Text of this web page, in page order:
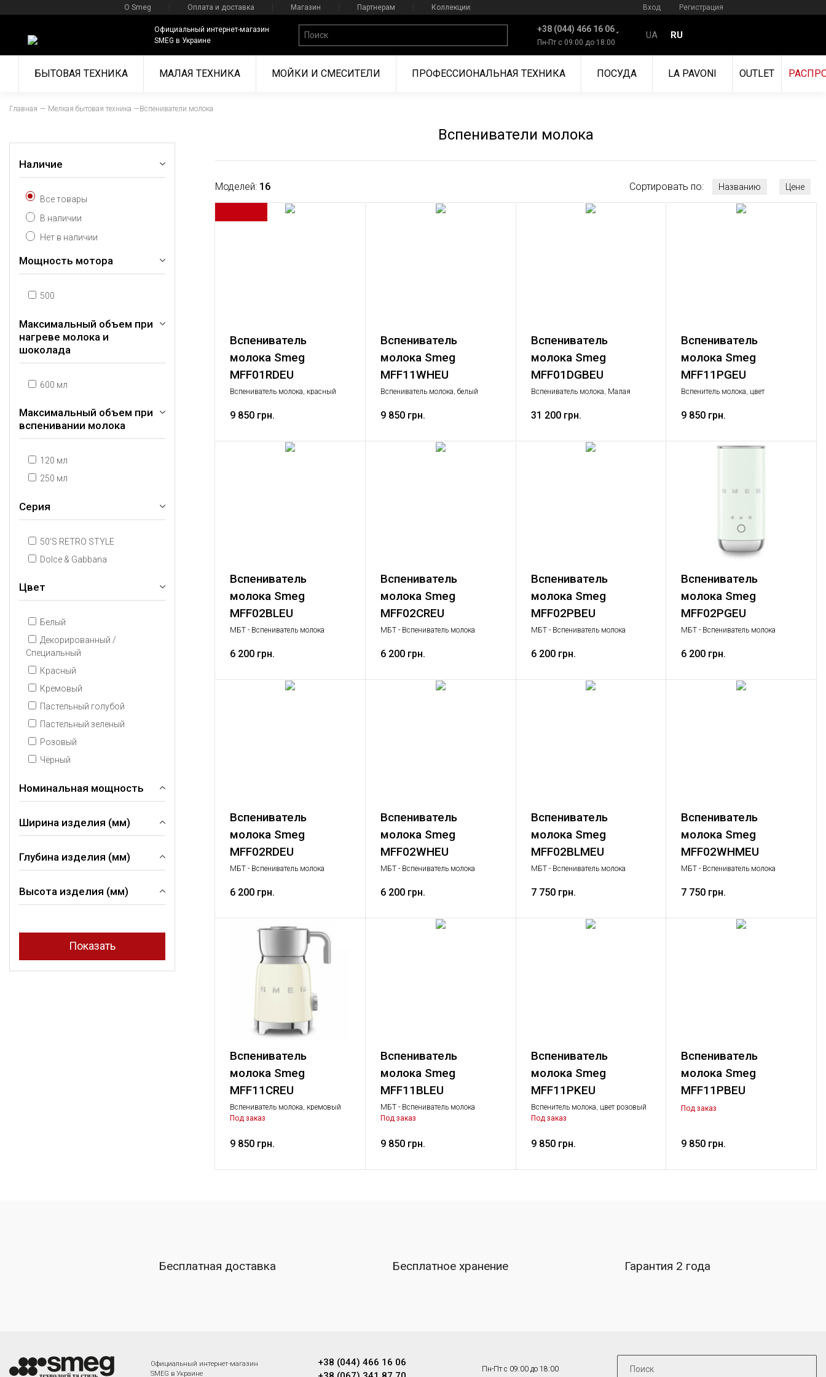
О Smeg Оплата и доставка Магазин Партнерам Коллекции Вход Регистрация
Официальный интернет-магазин
SMEG в Украине
+38 (044) 466 16 06
Пн-Пт с 09:00 до 18:00
UA RU
БЫТОВАЯ ТЕХНИКА МАЛАЯ ТЕХНИКА МОЙКИ И СМЕСИТЕЛИ ПРОФЕССИОНАЛЬНАЯ ТЕХНИКА ПОСУДА LA PAVONI OUTLET
Главная Мелкая бытовая техника Вспениватели молока
Наличие
Все товары
В наличии
Нет в наличии
Мощность мотора
500
Максимальный объем при
нагреве молока и
шоколада
600 мл
Максимальный объем при
вспенивании молока
120 мл
250 мл
Серия
50'S RETRO STYLE
Dolce & Gabbana
Цвет
Белый
Декорированный /
Специальный
Красный
Кремовый
Пастельный голубой
Пастельный зеленый
Розовый
Чёрный
Номинальная мощность
500
Ширина изделия (мм)
93 мм
Глубина изделия (мм)
93 мм
Высота изделия (мм)
Вспениватели молока
Моделей: 16 Сортировать по: Названию Цене
Вспениватель
молока Smeg
MFF01RDEU
Вспениватель молока, красный
9 850 грн.
Вспениватель
молока Smeg
MFF11WHEU
Вспениватель молока, белый
9 850 грн.
Вспениватель
молока Smeg
MFF01DGBEU
Вспениватель молока, Малая
31 200 грн.
Вспениватель
молока Smeg
MFF11PGEU
Вспенитель молока, цвет
9 850 грн.
Вспениватель
молока Smeg
MFF02BLEU
МБТ - Вспениватель молока
бытовая техника
6 200 грн.
Вспениватель
молока Smeg
MFF02CREU
МБТ - Вспениватель молока
бытовая техника
6 200 грн.
Вспениватель
молока Smeg
MFF02PBEU
МБТ - Вспениватель молока
бытовая техника
6 200 грн.
Вспениватель
молока Smeg
MFF02PGEU
МБТ - Вспениватель молока
бытовая техника
6 200 грн.
Вспениватель
молока Smeg
MFF02RDEU
МБТ - Вспениватель молока
бытовая техника
6 200 грн.
Вспениватель
молока Smeg
MFF02WHEU
МБТ - Вспениватель молока
бытовая техника
6 200 грн.
Вспениватель
молока Smeg
MFF02BLMEU
МБТ - Вспениватель молока
бытовая техника
7 750 грн.
Вспениватель
молока Smeg
MFF02WHMEU
МБТ - Вспениватель молока
бытовая техника
7 750 грн.
Вспениватель
молока Smeg
MFF11CREU
Вспениватель молока, кремовый
Под заказ
9 850 грн.
Вспениватель
молока Smeg
MFF11BLEU
МБТ - Вспениватель молока
Вспениватель молока, Малая
Под заказ
9 850 грн.
Вспениватель
молока Smeg
MFF11PKEU
Вспенитель молока, цвет розовый
Под заказ
9 850 грн.
Вспениватель
молока Smeg
MFF11PBEU
Под заказ
9 850 грн.
Бесплатная доставка Бесплатное хранение Гарантия 2 года
Официальный интернет-магазин
SMEG в Украине
+38 (044) 466 16 06
Пн-Пт с 09:00 до 18:00